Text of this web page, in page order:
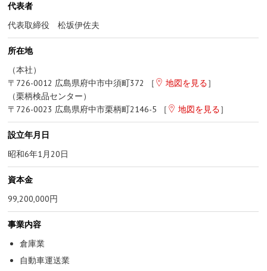
代表者
代表取締役 松坂伊佐夫
所在地
（本社）
〒726-0012 広島県府中市中須町372 ［
地図を見る］
（栗柄検品センター）
〒726-0023 広島県府中市栗柄町2146-5 ［
地図を見る］
設立年月日
昭和6年1月20日
資本金
99,200,000円
事業内容
倉庫業
自動車運送業